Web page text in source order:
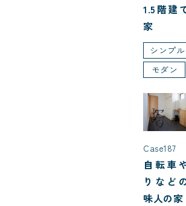
1.5階建
家
シンプル
モダン
Case187
自転車
りなど
味人の家